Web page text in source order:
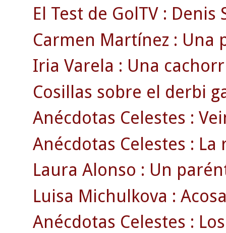
El Test de GolTV : Denis
Carmen Martínez : Una
Iria Varela : Una
Cosillas sobre el derbi
Anécdotas Celestes :
Anécdotas Celestes :
Laura Alonso : Un
Luisa Michulkova :
Anécdotas Celestes :